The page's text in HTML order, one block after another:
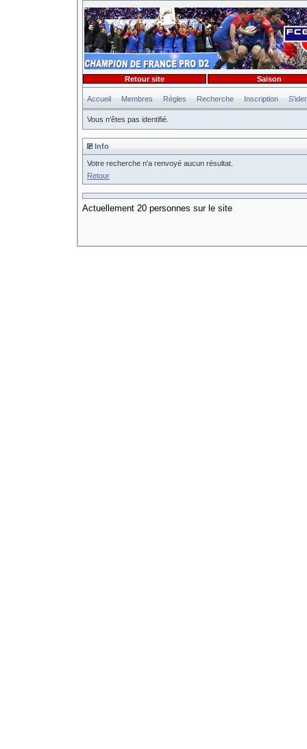
Accueil Membres Règles Recherche Inscription
Vous n'êtes pas identifié.
Retour site Saison
Info
Votre recherche n'a renvoyé aucun résultat.
Retour